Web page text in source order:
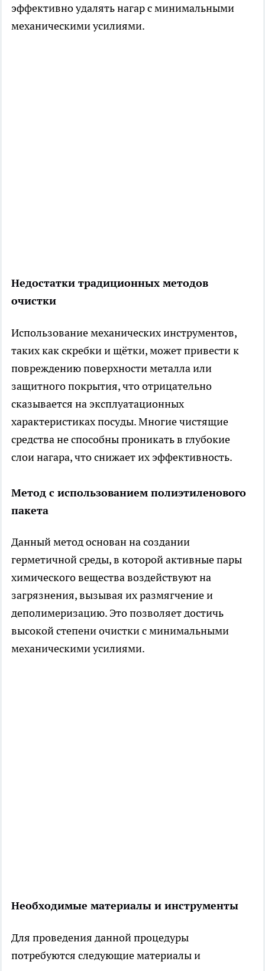
эффективно удалять нагар с минимальными
механическими усилиями.
Недостатки традиционных методов
очистки
Использование механических инструментов,
таких как скребки и щётки, может привести к
повреждению поверхности металла или
защитного покрытия, что отрицательно
сказывается на эксплуатационных
характеристиках посуды. Многие чистящие
средства не способны проникать в глубокие
слои нагара, что снижает их эффективность.
Метод с использованием полиэтиленового
пакета
Данный метод основан на создании
герметичной среды, в которой активные пары
химического вещества воздействуют на
загрязнения, вызывая их размягчение и
деполимеризацию. Это позволяет достичь
высокой степени очистки с минимальными
механическими усилиями.
Необходимые материалы и инструменты
Для проведения данной процедуры
потребуются следующие материалы и